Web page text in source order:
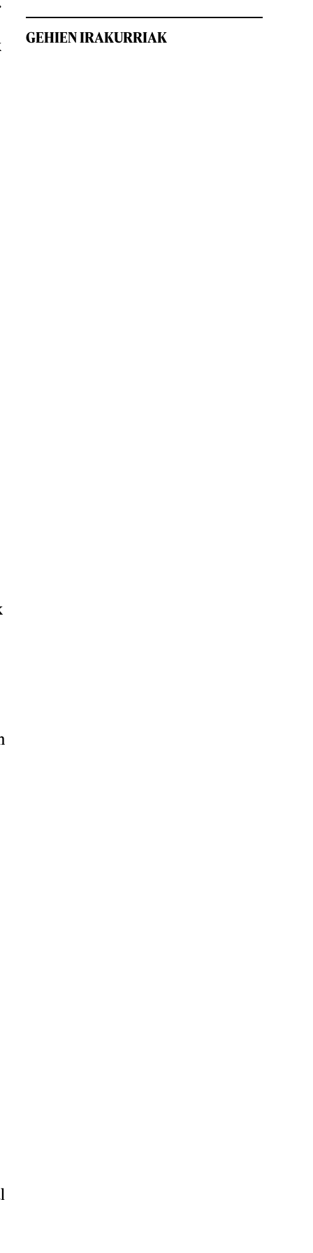
GEHIEN IRAKURRIAK